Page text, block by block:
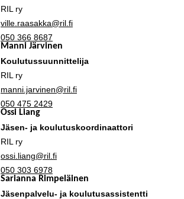
RIL ry
ville.raasakka@ril.fi
050 366 8687
Manni Järvinen
Koulutussuunnittelija
RIL ry
manni.jarvinen@ril.fi
050 475 2429
Ossi Liang
Jäsen- ja koulutuskoordinaattori
RIL ry
ossi.liang@ril.fi
050 303 6978
Sarianna Rimpeläinen
Jäsenpalvelu- ja koulutusassistentti